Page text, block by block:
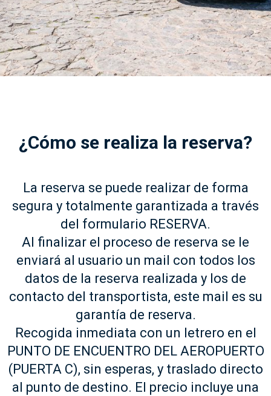
¿Cómo se realiza la reserva?
La reserva se puede realizar de forma
segura y totalmente garantizada a través
del formulario RESERVA.
Al finalizar el proceso de reserva se le
enviará al usuario un mail con todos los
datos de la reserva realizada y los de
contacto del transportista, este mail es su
garantía de reserva.
Recogida inmediata con un letrero en el
PUNTO DE ENCUENTRO DEL AEROPUERTO
(PUERTA C), sin esperas, y traslado directo
al punto de destino. El precio incluye una